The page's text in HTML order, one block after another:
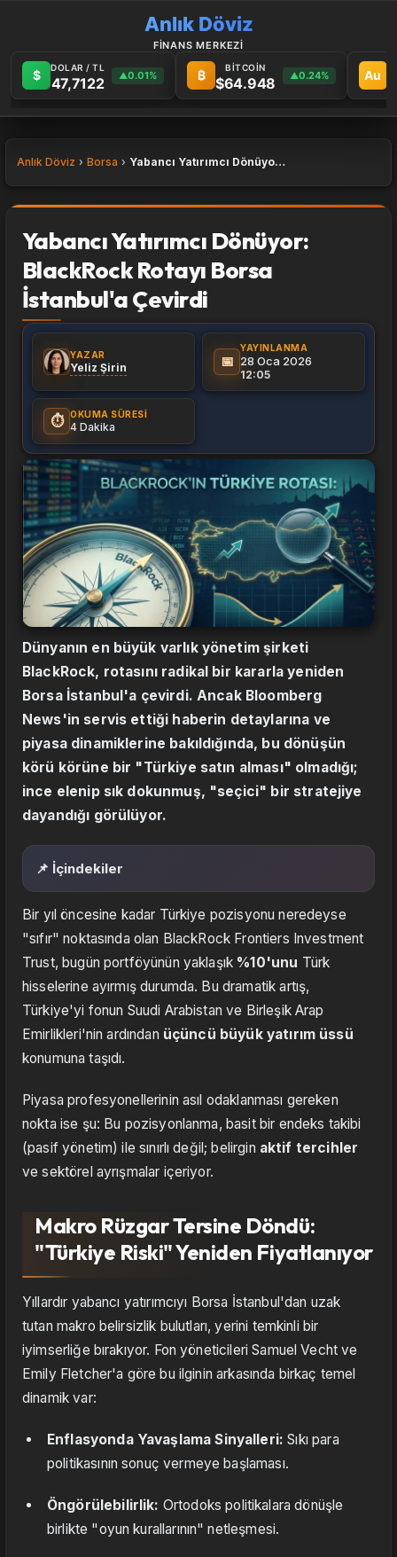
Anlık Döviz
FİNANS MERKEZİ
$ DOLAR / TL
47,7122 ▲0.01% ₿ BİTCOİN
$64.948 ▲0.24% Au
Anlık Döviz Borsa Yabancı Yatırımcı Dönüyor: BlackRock Rotayı Borsa İstanbul'a Çevirdi
Yabancı Yatırımcı Dönüyor:
BlackRock Rotayı Borsa
İstanbul'a Çevirdi
YAZAR
Yeliz Şirin 📅
YAYINLANMA
28 Oca 2026
12:05
⏱️ OKUMA SÜRESI
4 Dakika
Dünyanın en büyük varlık yönetim şirketi
BlackRock, rotasını radikal bir kararla yeniden
Borsa İstanbul'a çevirdi. Ancak Bloomberg
News'in servis ettiği haberin detaylarına ve
piyasa dinamiklerine bakıldığında, bu dönüşün
körü körüne bir "Türkiye satın alması" olmadığı;
ince elenip sık dokunmuş, "seçici" bir stratejiye
dayandığı görülüyor.
📌 İçindekiler
Bir yıl öncesine kadar Türkiye pozisyonu neredeyse
"sıfır" noktasında olan BlackRock Frontiers Investment
Trust, bugün portföyünün yaklaşık %10'unu Türk
hisselerine ayırmış durumda. Bu dramatik artış,
Türkiye'yi fonun Suudi Arabistan ve Birleşik Arap
Emirlikleri'nin ardından üçüncü büyük yatırım üssü
konumuna taşıdı.
Piyasa profesyonellerinin asıl odaklanması gereken
nokta ise şu: Bu pozisyonlanma, basit bir endeks takibi
(pasif yönetim) ile sınırlı değil; belirgin aktif tercihler
ve sektörel ayrışmalar içeriyor.
Makro Rüzgar Tersine Döndü:
"Türkiye Riski" Yeniden Fiyatlanıyor
Yıllardır yabancı yatırımcıyı Borsa İstanbul'dan uzak
tutan makro belirsizlik bulutları, yerini temkinli bir
iyimserliğe bırakıyor. Fon yöneticileri Samuel Vecht ve
Emily Fletcher'a göre bu ilginin arkasında birkaç temel
dinamik var:
Enflasyonda Yavaşlama Sinyalleri: Sıkı para
politikasının sonuç vermeye başlaması.
Öngörülebilirlik: Ortodoks politikalara dönüşle
birlikte "oyun kurallarının" netleşmesi.